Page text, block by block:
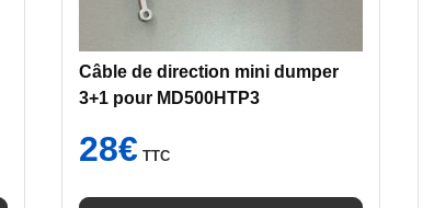
Câble de direction mini dumper
3+1 pour MD500HTP3
28€ TTC